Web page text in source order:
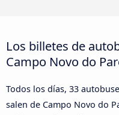
Los billetes de
Campo Novo do
Todos los días, 33
salen de Campo Novo do